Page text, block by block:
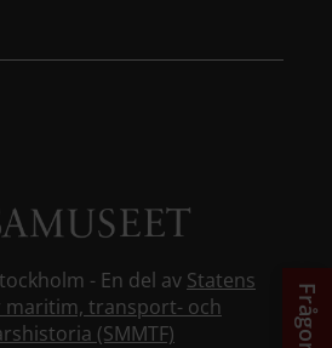
- En del av Statens
maritim, transport- och
(SMMTF)